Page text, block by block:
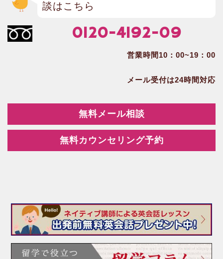
談はこちら
0120-4192-09
営業時間10：00~19：00
メール受付は24時間対応
無料メール相談
無料カウンセリング予約